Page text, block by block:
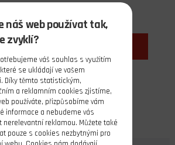
náš web používat tak,
zvyklí?
váš souhlas s využitím
se ukládají ve vašem
Díky těmto statistickým,
a reklamním cookies zjistíme,
používáte, přizpůsobíme vám
informace a nebudeme vás
nerelevantní reklamou. Můžete také
pouze s cookies nezbytnými pro